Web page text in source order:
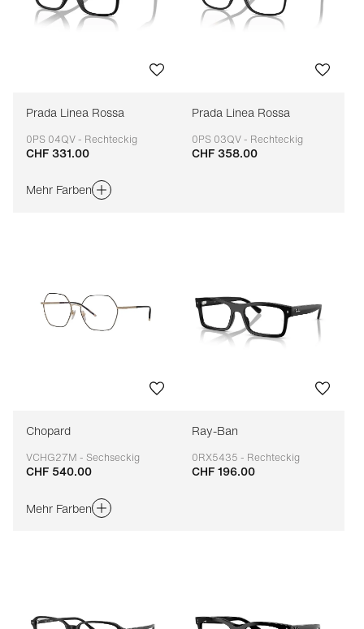
Prada Linea Rossa
0PS 04QV - Rechteckig
Anpassbar
CHF 331.00
Mehr Farben
Prada Linea Rossa
0PS 03QV - Rechteckig
Anpassbar
CHF 358.00
Chopard
VCHG27M - Sechseckig
Anpassbar
CHF 540.00
Mehr Farben
Ray-Ban
0RX5435 - Rechteckig
Anpassbar
CHF 196.00